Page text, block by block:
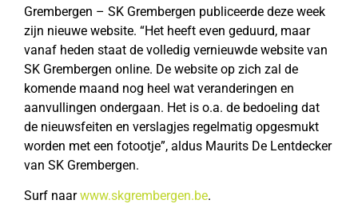
Grembergen – SK Grembergen publiceerde deze week
zijn nieuwe website. “Het heeft even geduurd, maar
vanaf heden staat de volledig vernieuwde website van
SK Grembergen online. De website op zich zal de
komende maand nog heel wat veranderingen en
aanvullingen ondergaan. Het is o.a. de bedoeling dat
de nieuwsfeiten en verslagjes regelmatig opgesmukt
worden met een fotootje”, aldus Maurits De Lentdecker
van SK Grembergen.
Surf naarwww.skgrembergen.be.